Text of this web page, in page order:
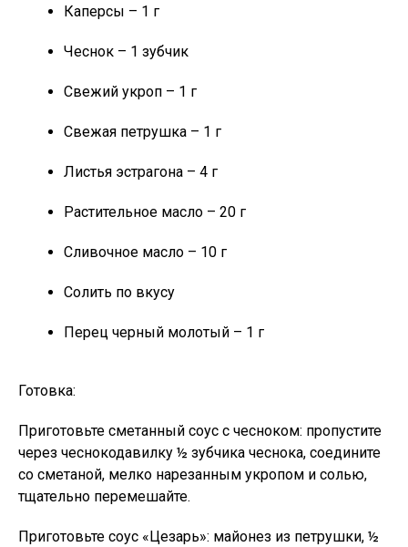
Каперсы – 1 г
Чеснок – 1 зубчик
Свежий укроп – 1 г
Свежая петрушка – 1 г
Листья эстрагона – 4 г
Растительное масло – 20 г
Сливочное масло – 10 г
Солить по вкусу
Перец черный молотый – 1 г
Готовка:
Приготовьте сметанный соус с чесноком: пропустите
через чеснокодавилку ½ зубчика чеснока, соедините
со сметаной, мелко нарезанным укропом и солью,
тщательно перемешайте.
Приготовьте соус «Цезарь»: майонез из петрушки, ½